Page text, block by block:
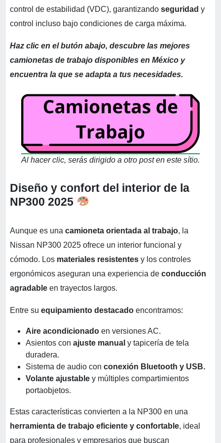
control de estabilidad (VDC), garantizando seguridad y
control incluso bajo condiciones de carga máxima.
Haz clic en el butón abajo, descubre las mejores
camionetas de trabajo disponibles en México y
encuentra la que se adapta a tus necesidades.
Al hacer clic, serás dirigido a otro post en este sítio.
Diseño y confort del interior de la
NP300 2025
Aunque es una camioneta orientada al trabajo, la
Nissan NP300 2025 ofrece un interior funcional y
cómodo. Los materiales resistentes y los controles
ergonómicos aseguran una experiencia de conducción
agradable en trayectos largos.
Entre su equipamiento destacado encontramos:
Aire acondicionado en versiones AC.
Asientos con ajuste manual y tapicería de tela
duradera.
Sistema de audio con conexión Bluetooth y USB.
Volante ajustable y múltiples compartimientos
portaobjetos.
Estas características convierten a la NP300 en una
herramienta de trabajo eficiente y confortable, ideal
para profesionales y empresarios que buscan